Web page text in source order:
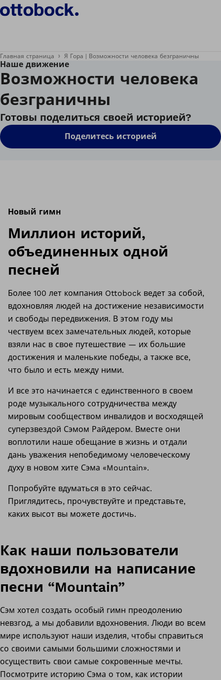
Главная страница Я Гора | Возможности человека безграничны
Наше движение
Возможности человека
безграничны
Готовы поделиться своей историей?
Поделитесь историей
Новый гимн
Миллион историй,
объединенных одной
песней
Более 100 лет компания Ottobock ведет за собой,
вдохновляя людей на достижение независимости
и свободы передвижения. В этом году мы
чествуем всех замечательных людей, которые
взяли нас в свое путешествие — их большие
достижения и маленькие победы, а также все,
что было и есть между ними.
И все это начинается с единственного в своем
роде музыкального сотрудничества между
мировым сообществом инвалидов и восходящей
суперзвездой Сэмом Райдером. Вместе они
воплотили наше обещание в жизнь и отдали
дань уважения непобедимому человеческому
духу в новом хите Сэма «Mountain».
Попробуйте вдуматься в это сейчас.
Приглядитесь, прочувствуйте и представьте,
каких высот вы можете достичь.
Как наши пользователи
вдохновили на написание
песни “Mountain”
Сэм хотел создать особый гимн преодолению
невзгод, а мы добавили вдохновения. Люди во всем
мире используют наши изделия, чтобы справиться
со своими самыми большими сложностями и
осуществить свои самые сокровенные мечты.
Посмотрите историю Сэма о том, как истории